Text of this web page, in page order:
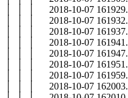
│ │ │ 2018-10-07
│ │ │ 2018-10-07
│ │ │ 2018-10-07
│ │ │ 2018-10-07
│ │ │ 2018-10-07
│ │ │ 2018-10-07
│ │ │ 2018-10-07
│ │ │ 2018-10-07